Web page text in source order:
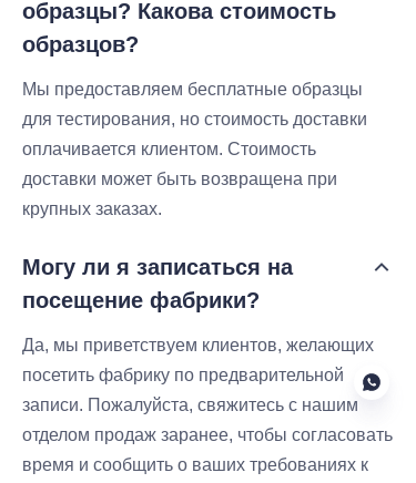
образцы? Какова стоимость
образцов?
Мы предоставляем бесплатные образцы
для тестирования, но стоимость доставки
оплачивается клиентом. Стоимость
доставки может быть возвращена при
крупных заказах.
Могу ли я записаться на
посещение фабрики?
Да, мы приветствуем клиентов, желающих
посетить фабрику по предварительной
записи. Пожалуйста, свяжитесь с нашим
отделом продаж заранее, чтобы согласовать
время и сообщить о ваших требованиях к